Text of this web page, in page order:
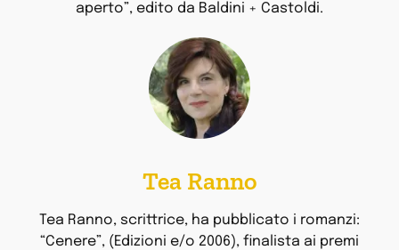
aperto”, edito da Baldini + Castoldi.
Tea Ranno
Tea Ranno, scrittrice, ha pubblicato i romanzi:
“Cenere”, (Edizioni e/o 2006), finalista ai premi